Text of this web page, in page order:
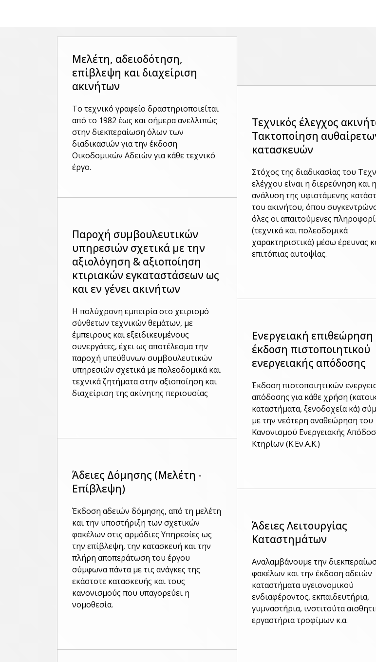
Μελέτη, αδειοδότηση,
επίβλεψη και διαχείριση
ακινήτων
Το τεχνικό γραφείο δραστηριοποιείται
από το 1982 έως και σήμερα ανελλιπώς
στην διεκπεραίωση όλων των
διαδικασιών για την έκδοση
Οικοδομικών Αδειών για κάθε τεχνικό
έργο.
Παροχή συμβουλευτικών
υπηρεσιών σχετικά με την
αξιολόγηση & αξιοποίηση
κτιριακών εγκαταστάσεων ως
και εν γένει ακινήτων
Η πολύχρονη εμπειρία στο χειρισμό
σύνθετων τεχνικών θεμάτων, με
έμπειρους και εξειδικευμένους
συνεργάτες, έχει ως αποτέλεσμα την
παροχή υπεύθυνων συμβουλευτικών
υπηρεσιών σχετικά με πολεοδομικά και
τεχνικά ζητήματα στην αξιοποίηση και
διαχείριση της ακίνητης περιουσίας
Άδειες Δόμησης (Μελέτη -
Επίβλεψη)
Έκδοση αδειών δόμησης, από τη μελέτη
και την υποστήριξη των σχετικών
φακέλων στις αρμόδιες Υπηρεσίες ως
την επίβλεψη, την κατασκευή και την
πλήρη αποπεράτωση του έργου
σύμφωνα πάντα με τις ανάγκες της
εκάστοτε κατασκευής και τους
κανονισμούς που υπαγορεύει η
νομοθεσία.
Τεχνικός έλεγχος
Τακτοποίηση
κατασκευών
Στόχος της διαδικασίας του
ελέγχου είναι η διερεύνηση και η
ανάλυση της υφιστάμενης
του ακινήτου, όπου
όλες οι απαιτούμενες
(τεχνικά και πολεοδομικά
χαρακτηριστικά) μέσω έρευνας
επιτόπιας αυτοψίας.
Ενεργειακή επιθεώρηση
έκδοση πιστοποιητικού
ενεργειακής απόδοσης
Έκδοση πιστοποιητικών
απόδοσης για κάθε χρήση
καταστήματα, ξενοδοχεία κά)
με την νεότερη αναθεώρηση του
Κανονισμού Ενεργειακής
Κτηρίων (Κ.Εν.Α.Κ.)
Άδειες Λειτουργίας
Καταστημάτων
Αναλαμβάνουμε την
φακέλων και την έκδοση αδειών
καταστήματα υγειονομικού
ενδιαφέροντος, εκπαιδευτήρια,
γυμναστήρια, ινστιτούτα
εργαστήρια τροφίμων κ.α.